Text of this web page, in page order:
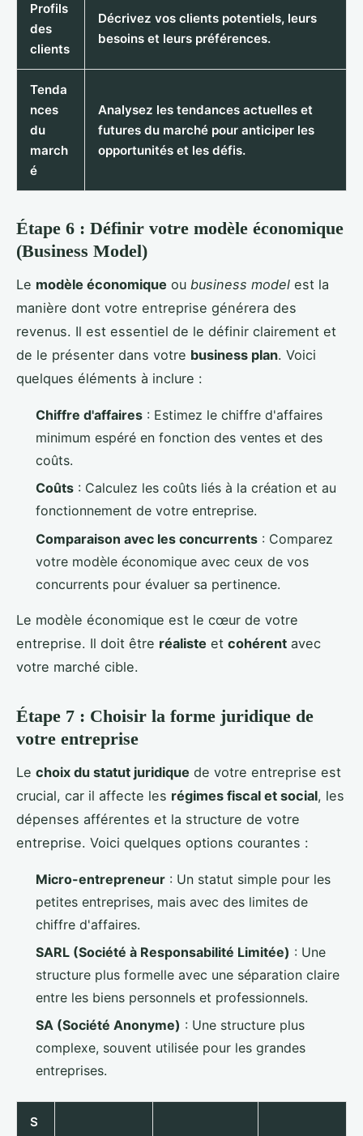
Profils
des
clients
Décrivez vos clients potentiels, leurs
besoins et leurs préférences.
Tenda
nces
du
march
é
Analysez les tendances actuelles et
futures du marché pour anticiper les
opportunités et les défis.
Étape 6 : Définir votre modèle économique
(Business Model)
Le modèle économique ou business model est la
manière dont votre entreprise générera des
revenus. Il est essentiel de le définir clairement et
de le présenter dans votre business plan. Voici
quelques éléments à inclure :
Chiffre d'affaires : Estimez le chiffre d'affaires
minimum espéré en fonction des ventes et des
coûts.
Coûts : Calculez les coûts liés à la création et au
fonctionnement de votre entreprise.
Comparaison avec les concurrents : Comparez
votre modèle économique avec ceux de vos
concurrents pour évaluer sa pertinence.
Le modèle économique est le cœur de votre
entreprise. Il doit être réaliste et cohérent avec
votre marché cible.
Étape 7 : Choisir la forme juridique de
votre entreprise
Le choix du statut juridique de votre entreprise est
crucial, car il affecte les régimes fiscal et social, les
dépenses afférentes et la structure de votre
entreprise. Voici quelques options courantes :
Micro-entrepreneur : Un statut simple pour les
petites entreprises, mais avec des limites de
chiffre d'affaires.
SARL (Société à Responsabilité Limitée) : Une
structure plus formelle avec une séparation claire
entre les biens personnels et professionnels.
SA (Société Anonyme) : Une structure plus
complexe, souvent utilisée pour les grandes
entreprises.
S